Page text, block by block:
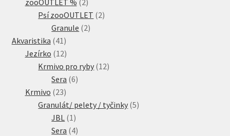
produkty
Psí zooOUTLET 22
Granule 22
Akvaristika 41 41
produktů
Jezírko 1212
produktů
Krmivo pro ryby 1212
Sera 66
Krmivo 2323
produktů
Granulát/ pelety / tyčinky 55
JBL 1 1
produkt
Sera 44